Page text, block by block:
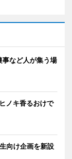
など人が集う場
ノキ香るおけで
向け企画を新設